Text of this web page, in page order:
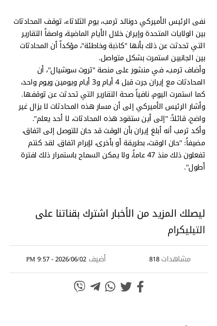
نفى الرئيس الأميركي دونالد ترمب، يوم الثلاثاء، توقف المحادثات
بين الولايات المتحدة وإيران خلال الأيام الماضية، واصفاً التقارير
التي تحدثت عن ذلك بأنها "كاذبة وخاطئة"، مؤكداً أن المحادثات
بين الجانبين استمرت بشكل متواصل.
وأضاف ترمب، في منشور على منصة "تروث سوشيال"، أن
المحادثات مع إيران جرت قبل 4 أيام و3 أيام ويومين ويوم واحد،
كما استمرت اليوم، نافياً صحة التقارير التي تحدثت عن توقفها.
وأشار الرئيس الأميركي إلى أن مسار هذه المحادثات لا يزال غير
واضح، قائلاً: "إلى أين ستقود هذه المحادثات، لا أحد يعلم".
وأكد ترمب أنه أبلغ إيران بأن الوقت قد حان للتوصل إلى اتفاق،
مضيفاً: "حان الوقت، بطريقة أو بأخرى، لإبرام اتفاق. لقد كنتم
تفعلون ذلك منذ 47 عاماً، ولا يمكن السماح باستمرار ذلك لفترة
أطول".
ليصلك المزيد من الأخبار اشترك بقناتنا على
التيليكرام
مشاهدات818 أضيف 2026/06/02 - 9:57 PM